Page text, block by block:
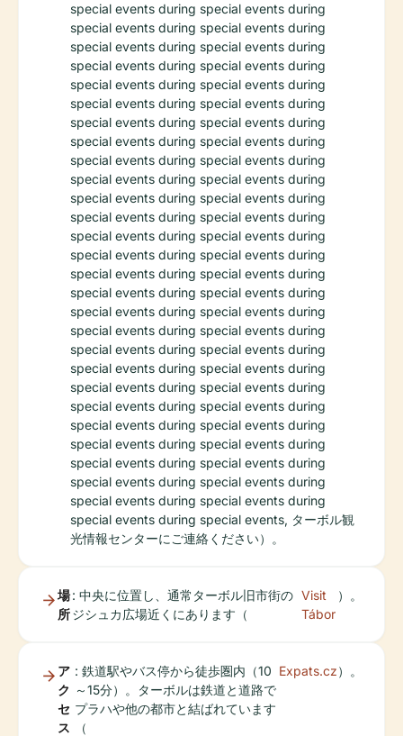
場
所
: 中央に位置し、通常ターボル旧市街の
ジシュカ広場近くにあります（
Visit
Tábor
）。
ア
ク
セ
ス
: 鉄道駅やバス停から徒歩圏内（10
～15分）。ターボルは鉄道と道路で
プラハや他の都市と結ばれています
（
Expats.cz）。